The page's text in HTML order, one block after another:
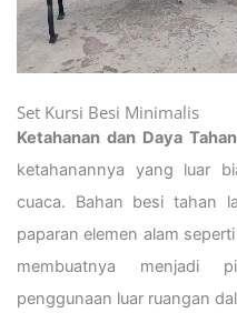
Set Kursi Besi Minimalis
Ketahanan dan Daya
ketahanannya yang luar
cuaca. Bahan besi tahan
paparan elemen alam
membuatnya menjadi
penggunaan luar ruangan